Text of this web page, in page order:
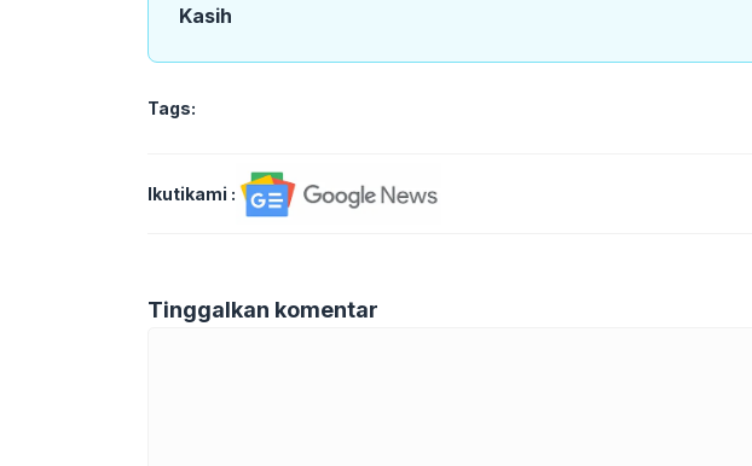
Kasih
Tags:
Ikutikami :
Tinggalkan komentar